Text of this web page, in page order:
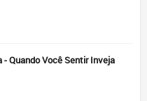
Quando Você Sentir Inveja